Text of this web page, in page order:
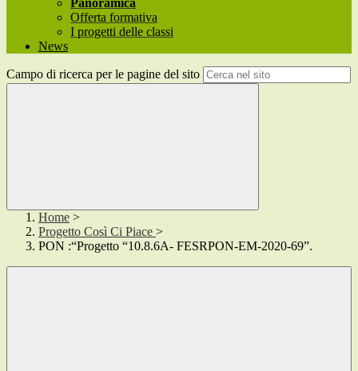
Panoramica
Offerta formativa
I progetti delle classi
News
Campo di ricerca per le pagine del sito
Home >
Progetto Così Ci Piace >
PON :“Progetto “10.8.6A- FESRPON-EM-2020-69”.